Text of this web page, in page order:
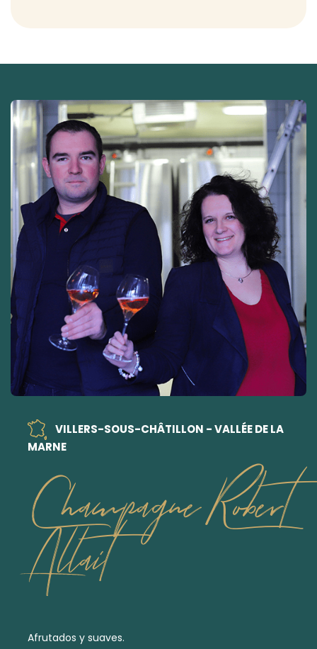
VILLERS-SOUS-CHÂTILLON - VALLÉE DE LA
MARNE
Champagne Robert
Allait
Afrutados y suaves.